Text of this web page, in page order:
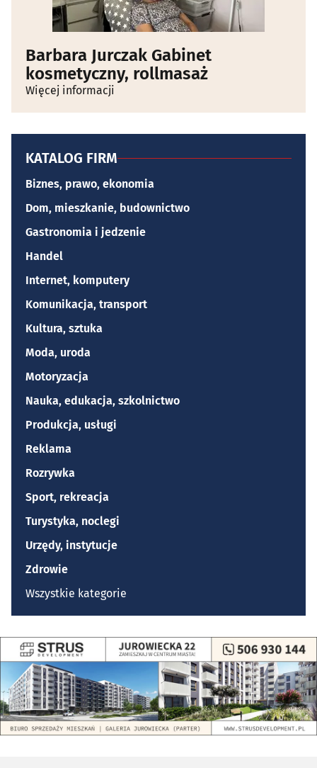
Barbara Jurczak Gabinet
kosmetyczny, rollmasaż
Więcej informacji
KATALOG FIRM
Biznes, prawo, ekonomia
Dom, mieszkanie, budownictwo
Gastronomia i jedzenie
Handel
Internet, komputery
Komunikacja, transport
Kultura, sztuka
Moda, uroda
Motoryzacja
Nauka, edukacja, szkolnictwo
Produkcja, usługi
Reklama
Rozrywka
Sport, rekreacja
Turystyka, noclegi
Urzędy, instytucje
Zdrowie
Wszystkie kategorie